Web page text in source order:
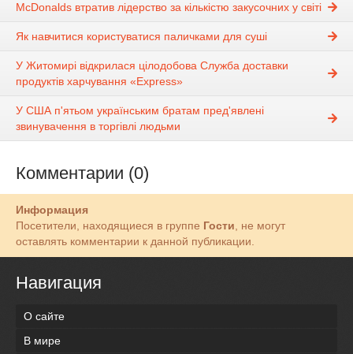
McDonalds втратив лідерство за кількістю закусочних у світі
Як навчитися користуватися паличками для суші
У Житомирі відкрилася цілодобова Служба доставки
продуктів харчування «Eхpress»
У США п'ятьом українським братам пред'явлені
звинувачення в торгівлі людьми
Комментарии (0)
Информация
Посетители, находящиеся в группе Гости, не могут
оставлять комментарии к данной публикации.
Навигация
О сайте
В мире